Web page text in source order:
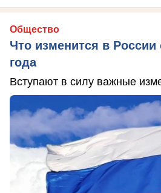
Общество
Что изменится в России
года
Вступают в силу важные